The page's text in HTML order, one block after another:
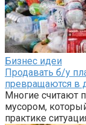
Бизнес идеи
Продавать б/у
превращаются в
Многие считают
мусором,
практике